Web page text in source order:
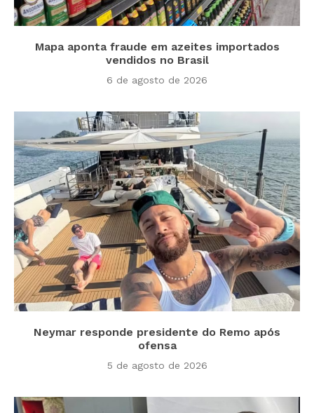
Mapa aponta fraude em azeites importados
vendidos no Brasil
6 de agosto de 2026
Neymar responde presidente do Remo após
ofensa
5 de agosto de 2026